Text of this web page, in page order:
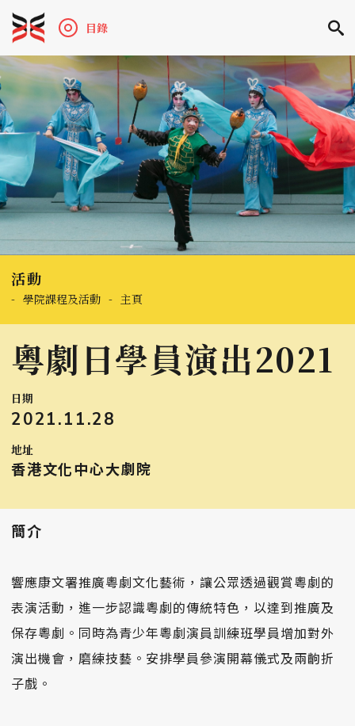
目錄
活動
- 學院課程及活動 - 主頁
粵劇日學員演出2021
日期
2021.11.28
地址
香港文化中心大劇院
簡介
響應康文署推廣粵劇文化藝術，讓公眾透過觀賞粵劇的
表演活動，進一步認識粵劇的傳統特色，以達到推廣及
保存粵劇。同時為青少年粵劇演員訓練班學員增加對外
演出機會，磨練技藝。安排學員參演開幕儀式及兩齣折
子戲。